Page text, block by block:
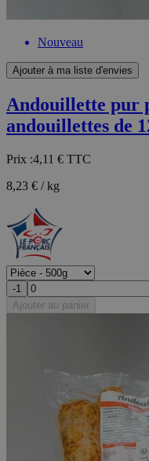
Nouveau
Ajouter à ma liste d'envies
Andouillette pur
andouillettes de
Prix :4,11 € TTC
8,23 € / kg
-1
Ajouter au panier